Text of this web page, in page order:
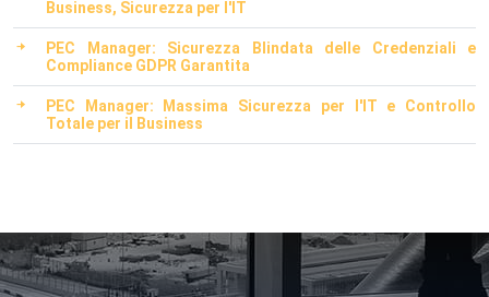
Business, Sicurezza per l'IT
PEC Manager: Sicurezza Blindata delle Credenziali e
Compliance GDPR Garantita
PEC Manager: Massima Sicurezza per l'IT e Controllo
Totale per il Business